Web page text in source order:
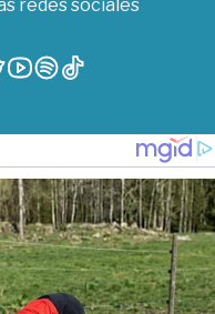
redes sociales